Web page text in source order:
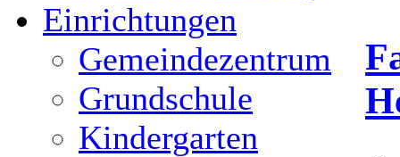
Einrichtungen
Gemeindezentrum
Grundschule
Kindergarten